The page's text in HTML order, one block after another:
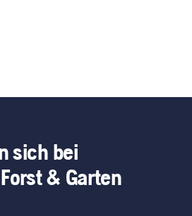
sich bei
& Garten